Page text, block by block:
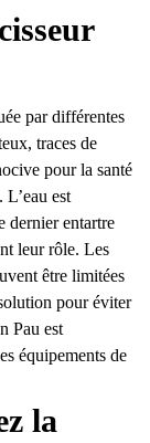
par différentes
traces de
pour la santé
est
dernier entartre
leur rôle. Les
être limitées
pour éviter
Pau est
équipements de
la